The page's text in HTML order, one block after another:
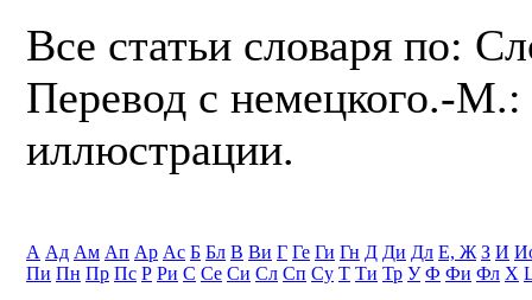
Все статьи словаря по:
Перевод с немецкого.-
иллюстрации.
А Ад Ам Ап Ар Ас Б Бл В Ви Г Ге Ги Гн Д Ди Дл Е, Ж З И
Пи Пн Пр Пс Р Ри С Се Си Сл Сп Су Т Ти Тр У Ф Фи Фл Х